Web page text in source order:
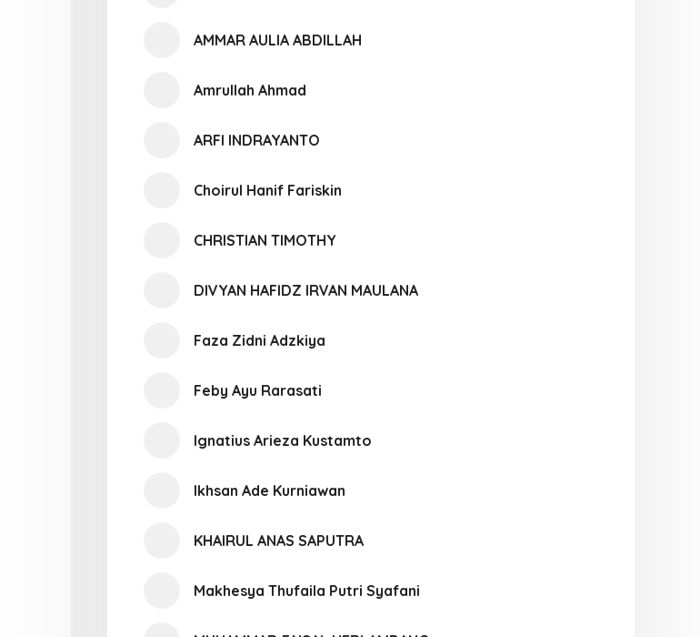
AMMAR AULIA ABDILLAH
Amrullah Ahmad
ARFI INDRAYANTO
Choirul Hanif Fariskin
CHRISTIAN TIMOTHY
DIVYAN HAFIDZ IRVAN MAULANA
Faza Zidni Adzkiya
Feby Ayu Rarasati
Ignatius Arieza Kustamto
Ikhsan Ade Kurniawan
KHAIRUL ANAS SAPUTRA
Makhesya Thufaila Putri Syafani